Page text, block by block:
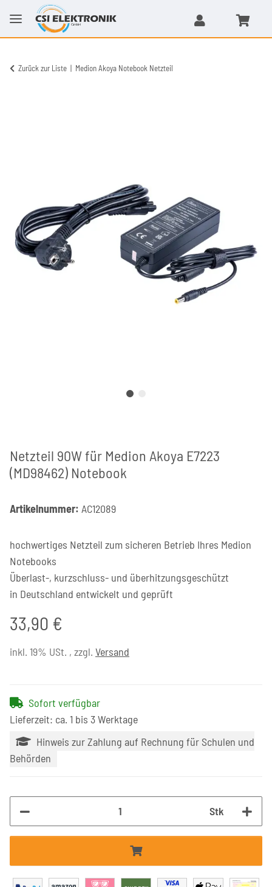
Zurück zur Liste Medion Akoya Notebook Netzteil
Netzteil 90W für Medion Akoya E7223
(MD98462) Notebook
Artikelnummer: AC12089
hochwertiges Netzteil zum sicheren Betrieb Ihres Medion
Notebooks
Überlast-, kurzschluss- und überhitzungsgeschützt
in Deutschland entwickelt und geprüft
33,90 €
inkl. 19% USt. , zzgl. Versand
Sofort verfügbar
Lieferzeit: ca. 1 bis 3 Werktage
Hinweis zur Zahlung auf Rechnung für Schulen und
Behörden
Stk